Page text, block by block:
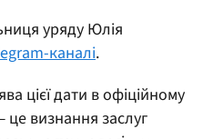
уряду Юлія
каналі.
цієї дати в офіційному
визнання заслуг